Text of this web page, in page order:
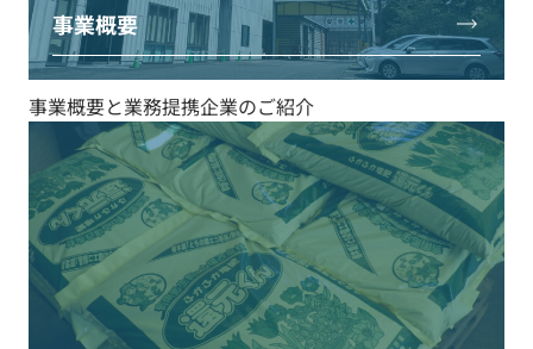
事業概要
事業概要と業務提携企業のご紹介